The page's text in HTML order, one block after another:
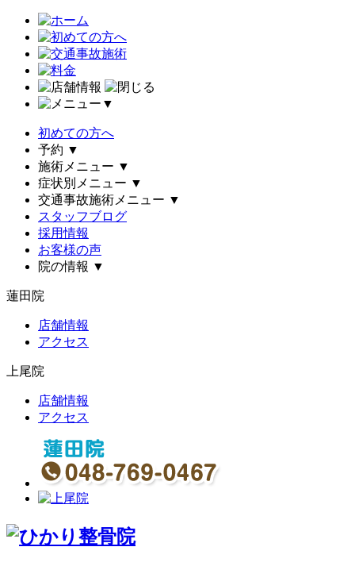
▼
初めての方へ
予約 ▼
施術メニュー ▼
症状別メニュー ▼
交通事故施術メニュー ▼
スタッフブログ
採用情報
お客様の声
院の情報 ▼
蓮田院
店舗情報
アクセス
上尾院
店舗情報
アクセス